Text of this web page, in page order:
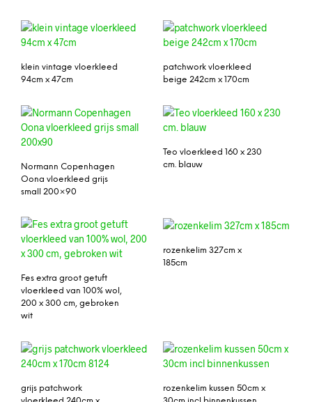
klein vintage vloerkleed
94cm x 47cm
patchwork vloerkleed
beige 242cm x 170cm
Normann Copenhagen
Oona vloerkleed grijs
small 200×90
Teo vloerkleed 160 x 230
cm. blauw
Fes extra groot getuft
vloerkleed van 100% wol,
200 x 300 cm, gebroken
wit
rozenkelim 327cm x
185cm
grijs patchwork
rozenkelim kussen 50cm x